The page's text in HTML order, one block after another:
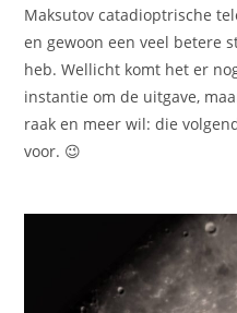
Maksutov catadioptrische
en gewoon een veel betere
heb. Wellicht komt het er
instantie om de uitgave,
raak en meer wil: die
voor. 😉